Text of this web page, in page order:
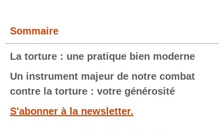
Sommaire
La torture : une pratique bien moderne
Un instrument majeur de notre combat
contre la torture : votre générosité
S'abonner à la newsletter.